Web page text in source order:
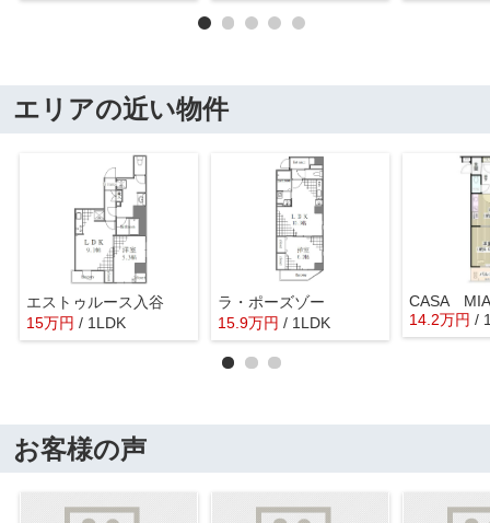
エリアの近い物件
エストゥルース入谷
15万円 / 1LDK
ラ・ポーズゾー
15.9万円 / 1LDK
CASA MIA
14.2万円 /
お客様の声